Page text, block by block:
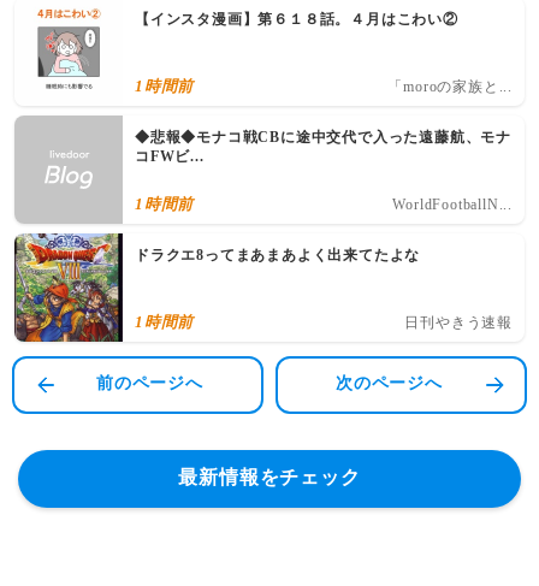
1時間前
【インスタ漫画】第６１８話。４月はこわい②
「moroの家族と...
1時間前
◆悲報◆モナコ戦CBに途中交代で入った遠藤航、モナ
コFWビ...
WorldFootballN...
1時間前
ドラクエ8ってまあまあよく出来てたよな
日刊やきう速報
前のページへ 次のページへ
最新情報をチェック